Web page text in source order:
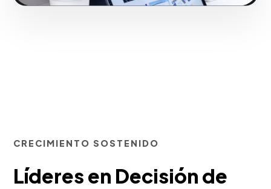
CRECIMIENTO SOSTENIDO
Líderes en Decisión de